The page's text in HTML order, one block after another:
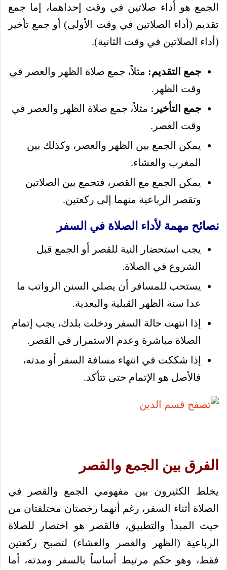
الجمع هو أداء صلاتين في وقت إحداهما، إما جمع
تقديم (أداء الصلاتين في وقت الأولى) أو جمع تأخير
(أداء الصلاتين في وقت الثانية).
جمع التقديم: مثلاً، جمع صلاة الظهر والعصر في
وقت الظهر.
جمع التأخير: مثلاً، جمع صلاة الظهر والعصر في
وقت العصر.
يمكن الجمع بين الظهر والعصر، وكذلك بين
المغرب والعشاء.
يمكن الجمع مع القصر، فتجمع بين الصلاتين
وتقصر الرباعية منهما إلى ركعتين.
نصائح مهمة لأداء الصلاة في السفر
يجب استحضار النية للقصر أو الجمع قبل
الشروع في الصلاة.
يستحب للمسافر أن يصلي السنن الرواتب ما
عدا سنة الظهر القبلية والبعدية.
إذا انتهت حالة السفر ودخلت بلدك، يجب إتمام
الصلاة مباشرة وعدم الاستمرار في القصر.
إذا شككت في انتهاء مسافة السفر أو مدته،
فالأصل هو الإتمام حتى تتأكد.
الفرق بين الجمع والقصر
يخلط الكثيرون بين مفهومي الجمع والقصر في
الصلاة أثناء السفر، رغم أنهما رخصتان مختلفتان من
حيث المبدأ والتطبيق، فالقصر هو اختصار للصلاة
الرباعية (الظهر والعصر والعشاء) لتصبح ركعتين
فقط، وهو حكم مرتبط أساساً بالسفر ومدته، أما